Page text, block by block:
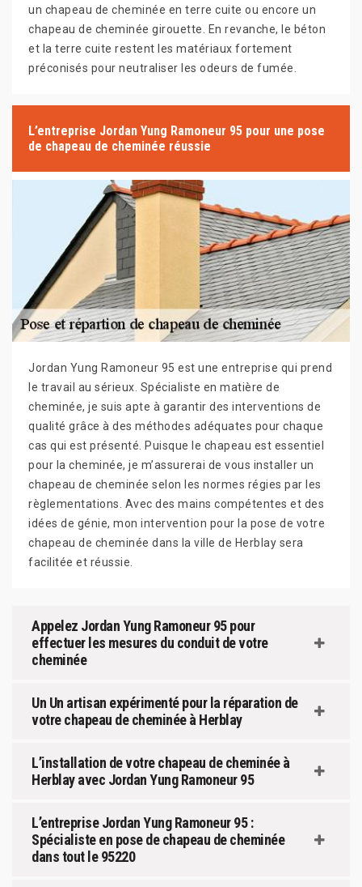
un chapeau de cheminée en terre cuite ou encore un
chapeau de cheminée girouette. En revanche, le béton
et la terre cuite restent les matériaux fortement
préconisés pour neutraliser les odeurs de fumée.
L’entreprise Jordan Yung Ramoneur 95 pour une pose
de chapeau de cheminée réussie
Jordan Yung Ramoneur 95 est une entreprise qui prend
le travail au sérieux. Spécialiste en matière de
cheminée, je suis apte à garantir des interventions de
qualité grâce à des méthodes adéquates pour chaque
cas qui est présenté. Puisque le chapeau est essentiel
pour la cheminée, je m’assurerai de vous installer un
chapeau de cheminée selon les normes régies par les
règlementations. Avec des mains compétentes et des
idées de génie, mon intervention pour la pose de votre
chapeau de cheminée dans la ville de Herblay sera
facilitée et réussie.
Appelez Jordan Yung Ramoneur 95 pour
effectuer les mesures du conduit de votre
cheminée
Un Un artisan expérimenté pour la réparation de
votre chapeau de cheminée à Herblay
L’installation de votre chapeau de cheminée à
Herblay avec Jordan Yung Ramoneur 95
L’entreprise Jordan Yung Ramoneur 95 :
Spécialiste en pose de chapeau de cheminée
dans tout le 95220